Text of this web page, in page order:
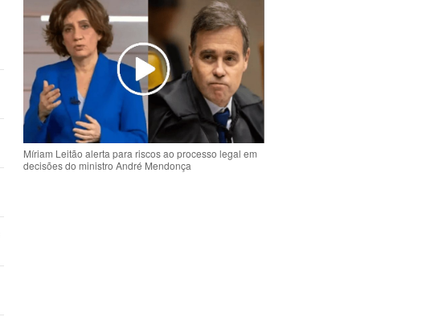
Míriam Leitão alerta para riscos ao processo legal em
decisões do ministro André Mendonça